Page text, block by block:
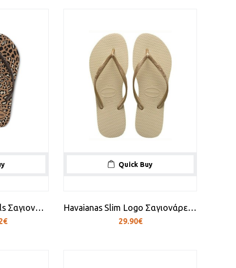
Havaianas Slim Animals Σαγιονάρες σε Καφέ Χρώμα
Quick Buy
Havaianas Slim Logo Σαγιονάρες Sand Grey / Light Golden
29.90€